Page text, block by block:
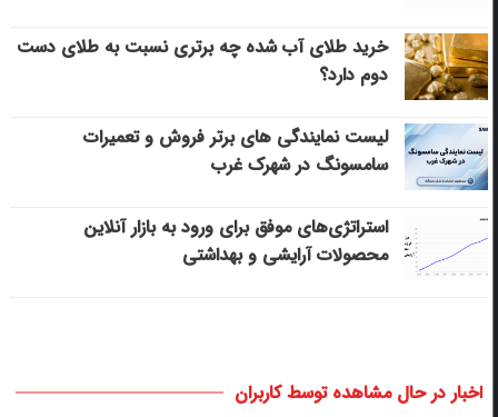
خرید طلای آب شده چه برتری نسبت به طلای دست
دوم دارد؟
لیست نمایندگی های برتر فروش و تعمیرات
سامسونگ در شهرک غرب
استراتژی‌های موفق برای ورود به بازار آنلاین
محصولات آرایشی و بهداشتی
اخبار در حال مشاهده توسط کاربران